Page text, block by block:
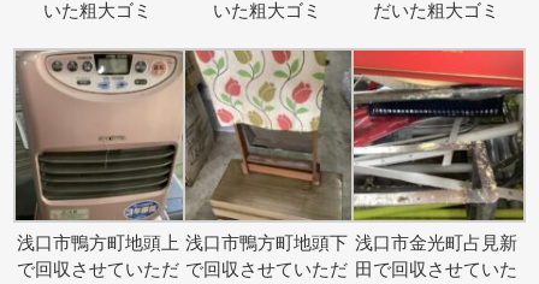
いた粗大ゴミ
いた粗大ゴミ
だいた粗大ゴミ
浅口市鴨方町地頭上
で回収させていただ
浅口市鴨方町地頭下
で回収させていただ
浅口市金光町占見新
田で回収させていた